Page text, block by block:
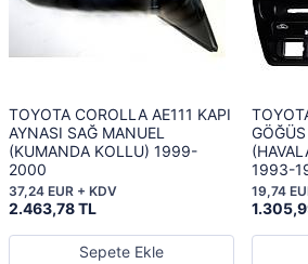
TOYOTA COROLLA AE111 KAPI
AYNASI SAĞ MANUEL
(KUMANDA KOLLU) 1999-
2000
2.463,78 TL
37,24 EUR + KDV
Sepete Ekle
1993-
19,74